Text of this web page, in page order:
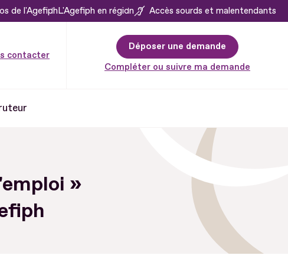
de l'AgefiphL'Agefiph en région Accès sourds et malentendants
contacter
Déposer une demande
Compléter ou suivre ma demande
»